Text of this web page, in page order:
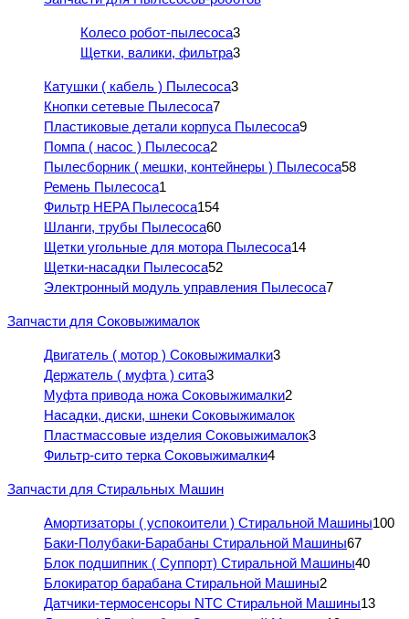
Колесо робот-пылесоса3
Щетки, валики, фильтра3
Катушки ( кабель ) Пылесоса3
Кнопки сетевые Пылесоса7
Пластиковые детали корпуса Пылесоса9
Помпа ( насос ) Пылесоса2
Пылесборник ( мешки, контейнеры ) Пылесоса58
Ремень Пылесоса1
Фильтр HEPA Пылесоса154
Шланги, трубы Пылесоса60
Щетки угольные для мотора Пылесоса14
Щетки-насадки Пылесоса52
Электронный модуль управления Пылесоса7
Запчасти для Соковыжималок
Двигатель ( мотор ) Соковыжималки3
Держатель ( муфта ) сита3
Муфта привода ножа Соковыжималки2
Насадки, диски, шнеки Соковыжималок
Пластмассовые изделия Соковыжималок3
Фильтр-сито терка Соковыжималки4
Запчасти для Стиральных Машин
Амортизаторы ( успокоители ) Стиральной Машины100
Баки-Полубаки-Барабаны Стиральной Машины67
Блок подшипник ( Суппорт) Стиральной Машины40
Блокиратор барабана Стиральной Машины2
Датчики-термосенсоры NTC Стиральной Машины13